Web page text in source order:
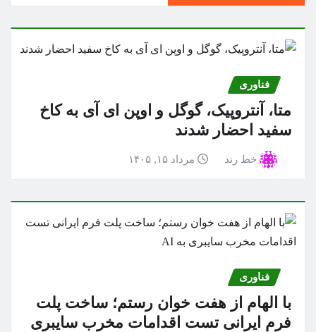
فناوری
متا، آنتروپیک، گوگل و اوپن ای آی به کاخ
سفید احضار شدند
خط رند مرداد ۱۵, ۱۴۰۵
فناوری
با الهام از هفت خوان رستم؛ ساخت پلت
فرم ایرانی تست اقدامات مخرب سایبری